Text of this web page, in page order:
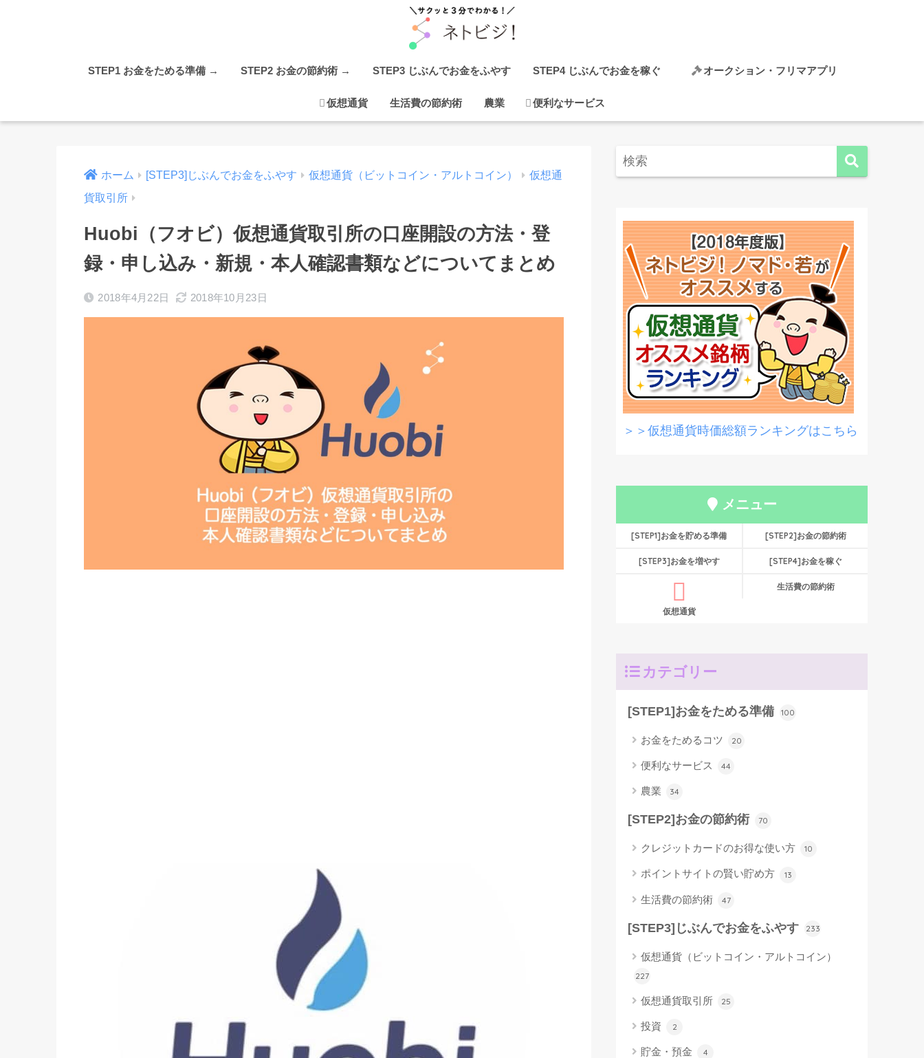
STEP1 お金をためる準備 → STEP2 お金の節約術 → STEP3 じぶんでお金をふやす STEP4 じぶんでお金を稼ぐ オークション・フリマアプリ
仮想通貨 生活費の節約術 農業 便利なサービス
ホーム [STEP3]じぶんでお金をふやす 仮想通貨（ビットコイン・アルトコイン）
仮想通
貨取引所
Huobi（フオビ）仮想通貨取引所の口座開設の方法・登
録・申し込み・新規・本人確認書類などについてまとめ
2018年4月22日 2018年10月23日
＞＞仮想通貨時価総額ランキングはこちら
メニュー
[STEP1]お金を貯める準備 [STEP2]お金の節約術
[STEP3]お金を増やす [STEP4]お金を稼ぐ
仮想通貨
生活費の節約術
カテゴリー
[STEP1]お金をためる準備 100
お金をためるコツ 20
便利なサービス 44
農業 34
[STEP2]お金の節約術 70
クレジットカードのお得な使い方 10
ポイントサイトの賢い貯め方 13
生活費の節約術 47
[STEP3]じぶんでお金をふやす 233
仮想通貨（ビットコイン・アルトコイン）
227
仮想通貨取引所 25
投資 2
貯金・預金 4